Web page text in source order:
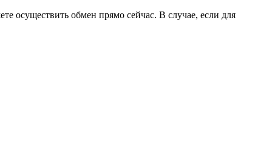
осуществить обмен прямо сейчас. В случае, если для